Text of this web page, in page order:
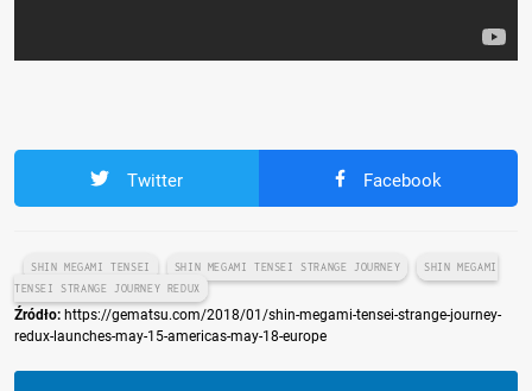
Twitter Facebook
SHIN MEGAMI TENSEI SHIN MEGAMI TENSEI STRANGE JOURNEY
SHIN MEGAMI
TENSEI STRANGE JOURNEY REDUX
Źródło: https://gematsu.com/2018/01/shin-megami-tensei-strange-journey-
redux-launches-may-15-americas-may-18-europe